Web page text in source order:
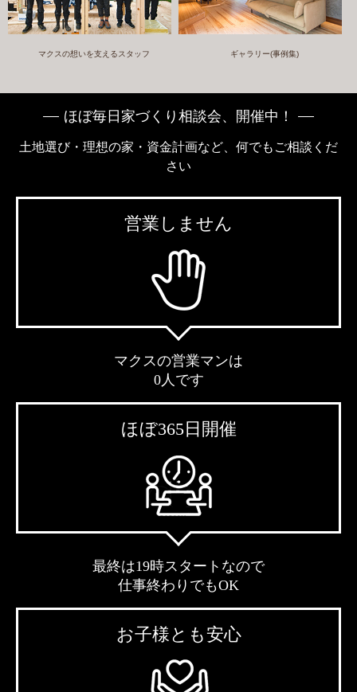
マクスの想いを支えるスタッフ ギャラリー(事例集)
ほぼ毎日家づくり相談会、開催中！
土地選び・理想の家・資金計画など、何でもご相談くだ
さい
営業しません
マクスの営業マンは
0人です
ほぼ365日開催
最終は19時スタートなので
仕事終わりでもOK
お子様とも安心